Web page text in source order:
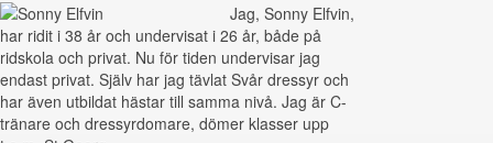
Jag, Sonny Elfvin,
har ridit i 38 år och undervisat i 26 år, både på
ridskola och privat. Nu för tiden undervisar jag
endast privat. Själv har jag tävlat Svår dressyr och
har även utbildat hästar till samma nivå. Jag är C-
tränare och dressyrdomare, dömer klasser upp